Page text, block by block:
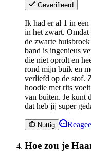
Geverifieerd
Ik had er al 1 in
in het zwart.
de zwarte
band is ingenieus
die niet oprolt en
rond mijn buik en
verliefd op de stof.
hoodie met rits
van buiten. Je kunt
dat heb jij super
Nuttig
Hoe zou je